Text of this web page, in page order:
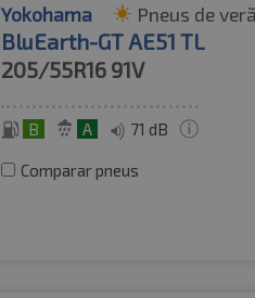
Yokohama Pneus de
BluEarth-GT AE51 TL
205/55R16 91V
B A 71 dB
Comparar pneus